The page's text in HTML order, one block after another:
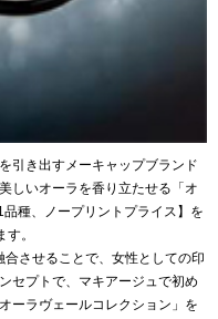
引き出すメーキャップブランド
しいオーラを香り立たせる「オ
種、ノープリントプライス】を
。
させることで、女性としての印
セプトで、マキアージュで初め
ーラヴェールコレクション」を